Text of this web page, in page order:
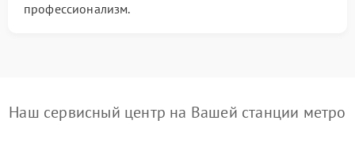
профессионализм.
Наш сервисный центр на Вашей станции метро